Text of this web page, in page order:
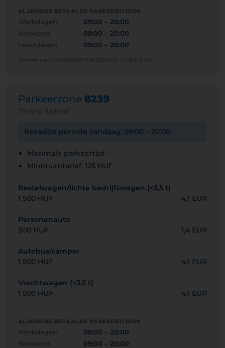
ALGEMENE BETAALDE PARKEERTIJDEN
Werkdagen
09:00 – 20:00
Weekend
09:00 – 20:00
Feestdagen
09:00 – 20:00
Beheerder: ERDŐBIRTOKOSSÁGI TÁRSULAT
Parkeerzone 8239
Tihany Sajkod
Betaalde periode vandaag: 09:00 – 20:00
Maximale parkeertijd: -
Minimumtarief: 125 HUF
Bestelwagen/lichte bedrijfswagen (<3,5 t)
1 500 HUF
4,1 EUR
Personenauto
500 HUF
1,4 EUR
Autobus/camper
1 500 HUF
4,1 EUR
Vrachtwagen (>3,5 t)
1 500 HUF
4,1 EUR
ALGEMENE BETAALDE PARKEERTIJDEN
Werkdagen
09:00 – 20:00
Weekend
09:00 – 20:00